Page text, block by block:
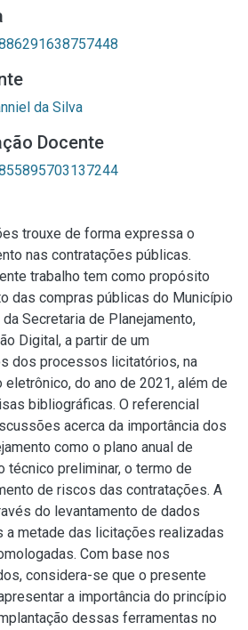
da Silva
Docente
trouxe de forma expressa o
nas contratações públicas.
trabalho tem como propósito
das compras públicas do Município
Secretaria de Planejamento,
Digital, a partir de um
dos processos licitatórios, na
do ano de 2021, além de
bibliográficas. O referencial
acerca da importância dos
como o plano anual de
técnico preliminar, o termo de
de riscos das contratações. A
do levantamento de dados
a metade das licitações realizadas
Com base nos
considera-se que o presente
a importância do princípio
dessas ferramentas no